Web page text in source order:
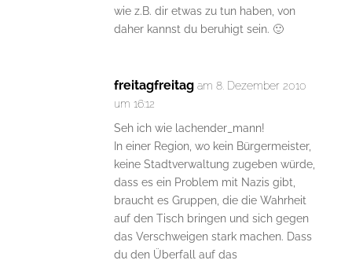
wie z.B. dir etwas zu tun haben, von
daher kannst du beruhigt sein. 🙂
freitagfreitag am 8. Dezember 2010
um 16:12
Seh ich wie lachender_mann!
In einer Region, wo kein Bürgermeister,
keine Stadtverwaltung zugeben würde,
dass es ein Problem mit Nazis gibt,
braucht es Gruppen, die die Wahrheit
auf den Tisch bringen und sich gegen
das Verschweigen stark machen. Dass
du den Überfall auf das